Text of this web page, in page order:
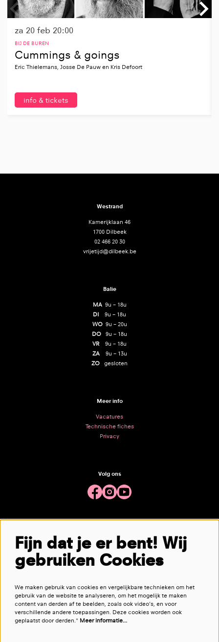
Cummings & goings
Eric Thielemans, Josse De Pauw en Kris Defoort
BIJ DE BUREN
za 20 feb 20:00
info & tickets
Westrand
Kamerijklaan 46
1700 Dilbeek
02 466 20 30
vrijetijd@dilbeek.be
Balie
MA 9u – 18u
DI 9u – 18u
WO9u – 20u
DO 9u – 18u
VR 9u – 18u
ZA
9u – 13u
ZO gesloten
Meer info
Vacatures
Technische fiches
Privacy
Volg ons
Meld je aan voor de nieuwsbrief
aanmelden
Deze site wordt beschermd door reCAPTCHA, dataverwerking gebeurt in overeenstemming met de
Cloud Data Processing
Addendumvan Google.
Fijn dat je er bent! Wij
gebruiken Cookies
We maken gebruik van cookies en vergelijkbare technieken om het
gebruik van de website te analyseren, om het mogelijk te maken
content van derden af te beelden, zoals ook video’s, en voor
verschillende andere toepassingen. Deze cookies worden ook
geplaatst door derden." Meer informatie…